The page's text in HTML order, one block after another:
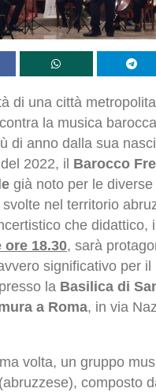
di una città
la musica
di anno dalla sua
2022, il Barocco
già noto per le
nel territorio
che didattico, il
ore 18.30, sarà
significativo per il
la Basilica di
a Roma, in via
volta, un gruppo
composto